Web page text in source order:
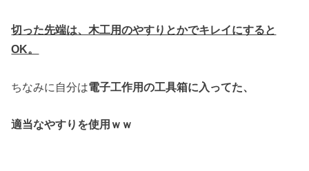
切った先端は、木工用のやすりとかでキレイにすると
OK。
ちなみに自分は電子工作用の工具箱に入ってた、
適当なやすりを使用ｗｗ